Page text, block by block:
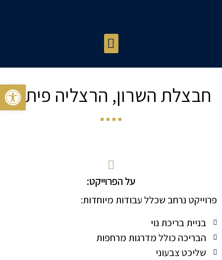
חבצלת השרון, הרצליה פיתוח
על הפרוייקט:
פרוייקט נרחב שכלל עבודות מיוחדות:
בניית בריכת נוי
הבריכה כולל מדרגות מרחפות
שליכט צבעוני